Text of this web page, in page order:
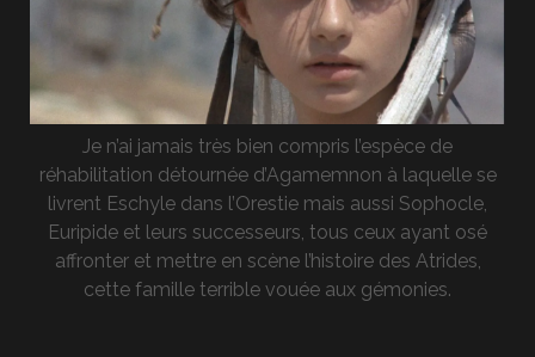
Je n’ai jamais très bien compris l’espèce de
réhabilitation détournée d’Agamemnon à laquelle se
livrent Eschyle dans l’Orestie mais aussi Sophocle,
Euripide et leurs successeurs, tous ceux ayant osé
affronter et mettre en scène l’histoire des Atrides,
cette famille terrible vouée aux gémonies.